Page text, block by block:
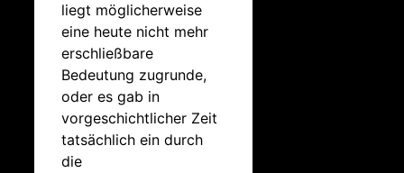
liegt möglicherweise
eine heute nicht mehr
erschließbare
Bedeutung zugrunde,
oder es gab in
vorgeschichtlicher Zeit
tatsächlich ein durch
die